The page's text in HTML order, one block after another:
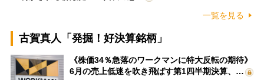
一覧を見る
古賀真人「発掘！好決算銘柄」
《株価34％急落のワークマンに特大反転の期待》
6月の売上低迷を吹き飛ばす第1四半期決算、…